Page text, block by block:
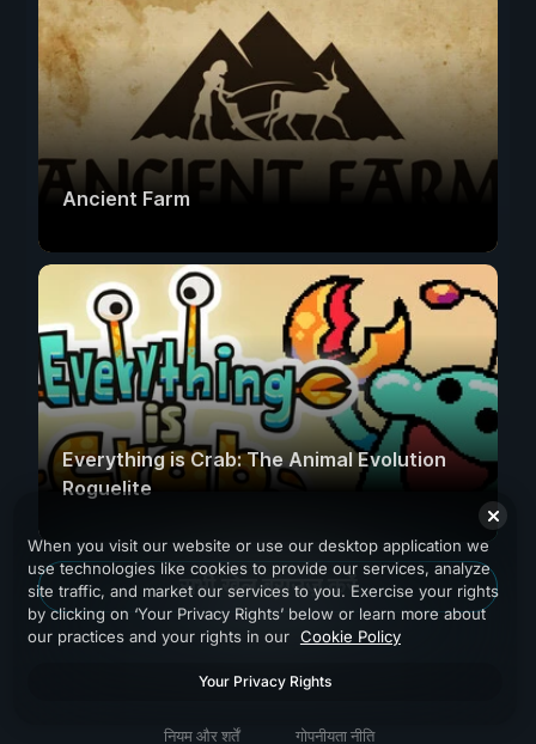
Ancient Farm
Everything is Crab: The Animal Evolution
Roguelite
सभी खेल ब्राउज़ करें
नियम और शर्तें गोपनीयता नीति
When you visit our website or use our desktop application we
use technologies like cookies to provide our services, analyze
site traffic, and market our services to you. Exercise your rights
by clicking on ‘Your Privacy Rights’ below or learn more about
our practices and your rights in our Cookie Policy
Your Privacy Rights